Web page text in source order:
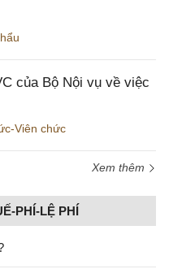
của Bộ Nội vụ về việc
Viên chức
Xem thêm
PHÍ-LỆ PHÍ